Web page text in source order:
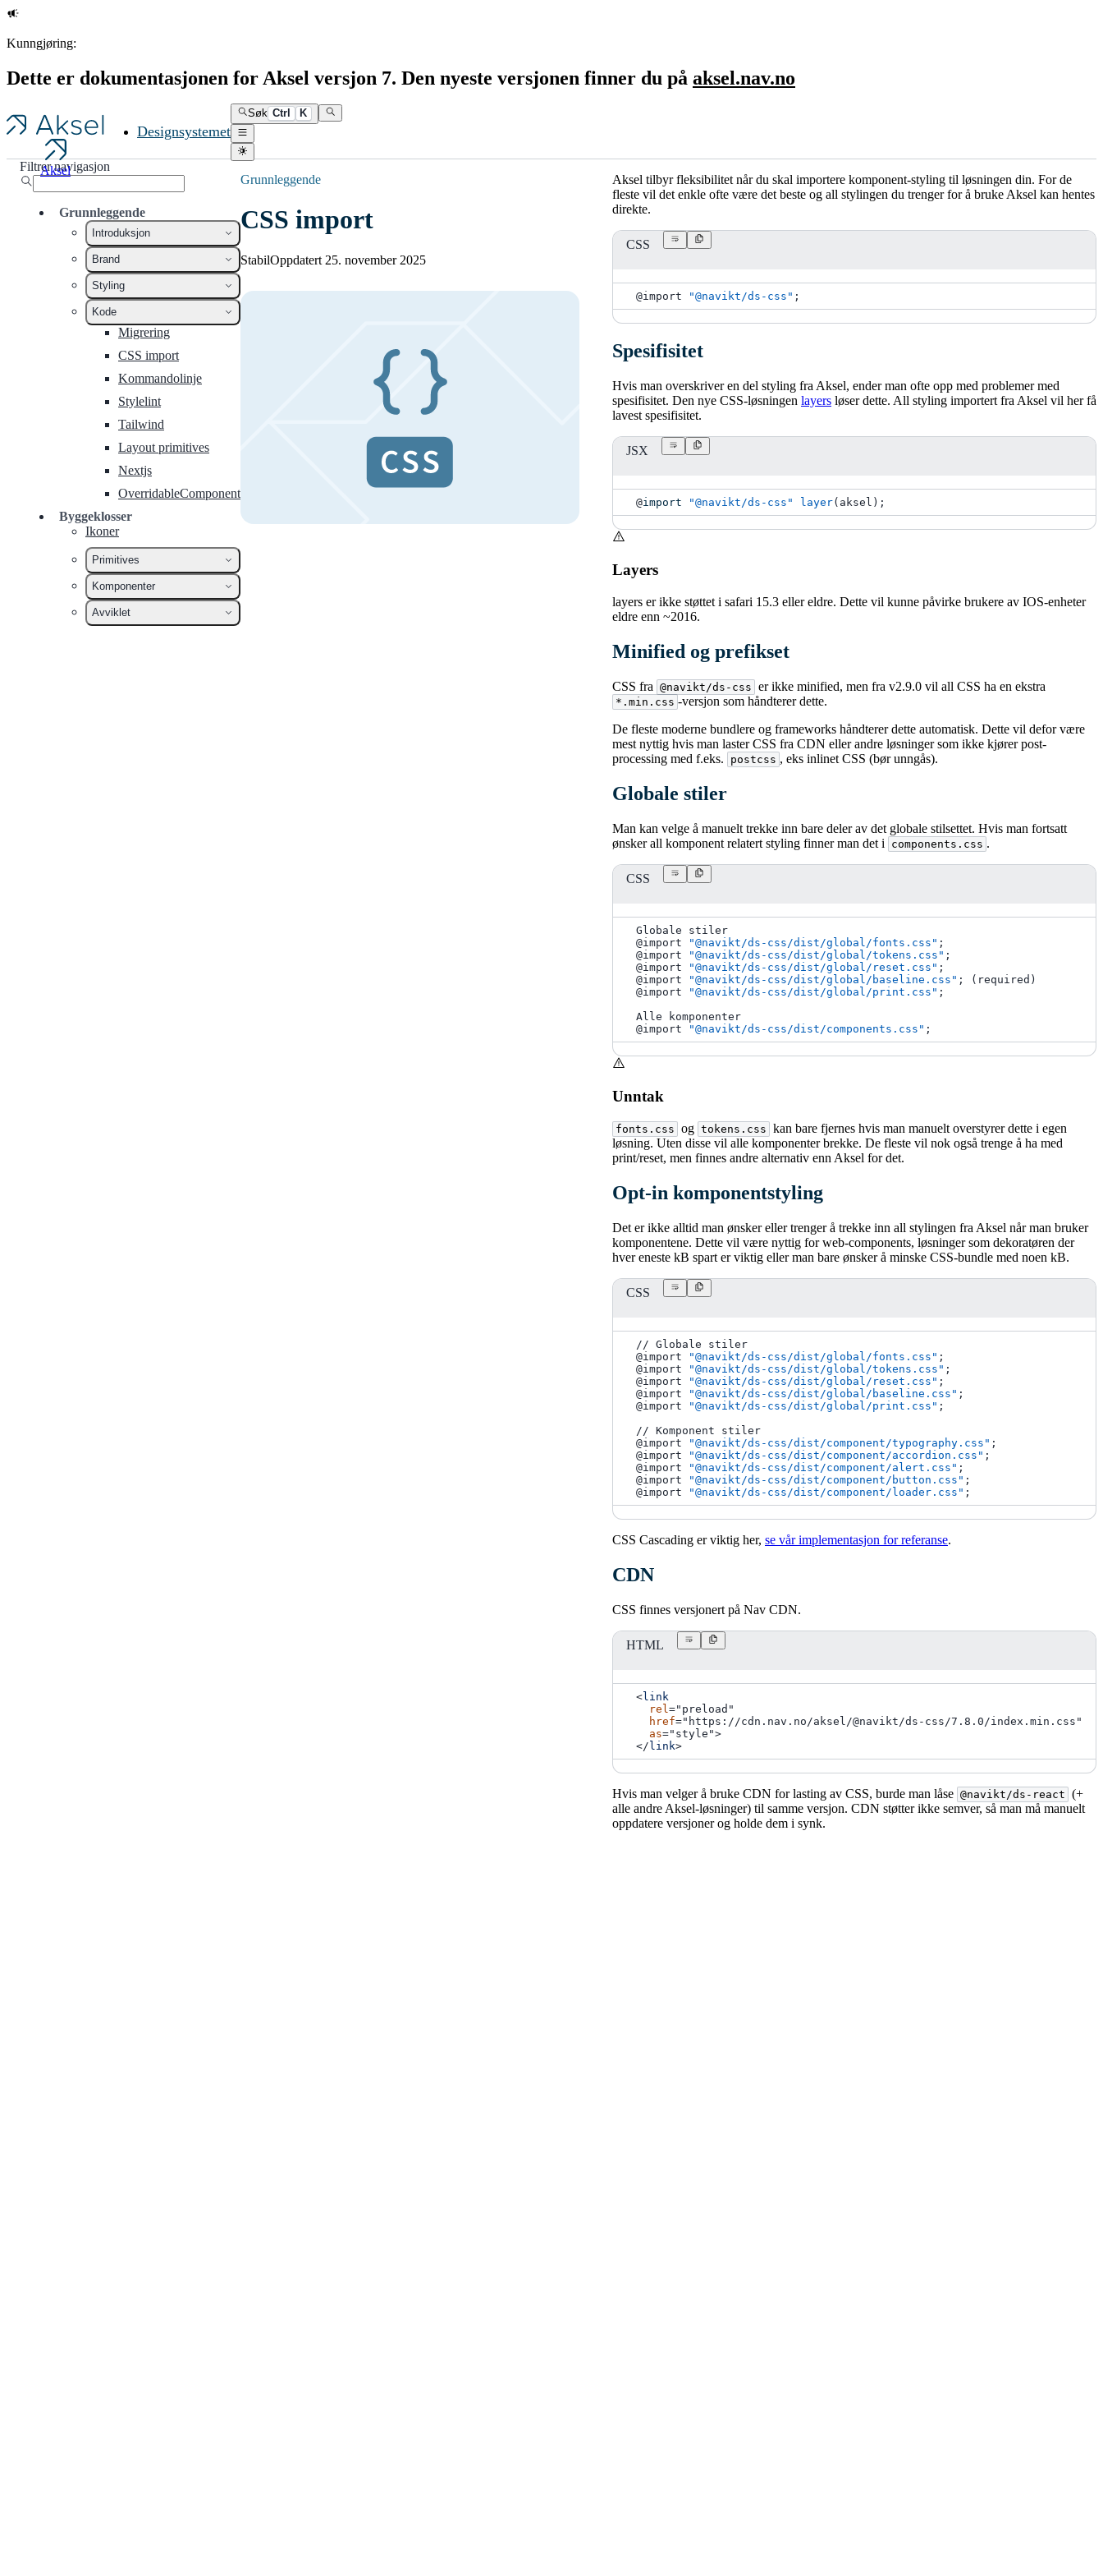
Kunngjøring:
Dette er dokumentasjonen for Aksel versjon 7. Den nyeste versjonen finner du på aksel.nav.no
Aksel
Designsystemet
Søk Ctrl K
Filtrer navigasjon
Grunnleggende
Introduksjon
Brand
Styling
Kode
Migrering
CSS import
Kommandolinje
Stylelint
Tailwind
Layout primitives
Nextjs
OverridableComponent
Byggeklosser
Ikoner
Primitives
Komponenter
Avviklet
Grunnleggende
CSS import
StabilOppdatert 25. november 2025
Aksel tilbyr fleksibilitet når du skal importere komponent-styling til løsningen din. For de
fleste vil det enkle ofte være det beste og all stylingen du trenger for å bruke Aksel kan hentes
direkte.
CSS
@import "@navikt/ds-css" ;
Spesifisitet
Hvis man overskriver en del styling fra Aksel, ender man ofte opp med problemer med
spesifisitet. Den nye CSS-løsningen layers løser dette. All styling importert fra Aksel vil her få
lavest spesifisitet.
JSX
@import "@navikt/ds-css" layer( aksel ) ;
Layers
layers er ikke støttet i safari 15.3 eller eldre. Dette vil kunne påvirke brukere av IOS-enheter
eldre enn ~2016.
Minified og prefikset
CSS fra @navikt/ds-css er ikke minified, men fra v2.9.0 vil all CSS ha en ekstra
*.min.css -versjon som håndterer dette.
De fleste moderne bundlere og frameworks håndterer dette automatisk. Dette vil defor være
mest nyttig hvis man laster CSS fra CDN eller andre løsninger som ikke kjører post-
processing med f.eks.
postcss , eks inlinet CSS (bør unngås).
Globale stiler
Man kan velge å manuelt trekke inn bare deler av det globale stilsettet. Hvis man fortsatt
ønsker all komponent relatert styling finner man det i
components.css .
CSS
Globale stiler
@import
"@navikt/ds-css/dist/global/fonts.css" ;
@import
"@navikt/ds-css/dist/global/tokens.css" ;
@import
"@navikt/ds-css/dist/global/reset.css" ;
@import
"@navikt/ds-css/dist/global/baseline.css" ; ( required )
@import
"@navikt/ds-css/dist/global/print.css" ;
Alle komponenter
@import
"@navikt/ds-css/dist/components.css" ;
Unntak
fonts.css og tokens.css kan bare fjernes hvis man manuelt overstyrer dette i egen
løsning. Uten disse vil alle komponenter brekke. De fleste vil nok også trenge å ha med
print/reset, men finnes andre alternativ enn Aksel for det.
Opt-in komponentstyling
Det er ikke alltid man ønsker eller trenger å trekke inn all stylingen fra Aksel når man bruker
komponentene. Dette vil være nyttig for web-components, løsninger som dekoratøren der
hver eneste kB spart er viktig eller man bare ønsker å minske CSS-bundle med noen kB.
CSS
// Globale stiler
@import
"@navikt/ds-css/dist/global/fonts.css" ;
@import
"@navikt/ds-css/dist/global/tokens.css" ;
@import
"@navikt/ds-css/dist/global/reset.css" ;
@import
"@navikt/ds-css/dist/global/baseline.css" ;
@import
"@navikt/ds-css/dist/global/print.css" ;
// Komponent stiler
@import
"@navikt/ds-css/dist/component/typography.css" ;
@import
"@navikt/ds-css/dist/component/accordion.css" ;
@import
"@navikt/ds-css/dist/component/alert.css" ;
@import
"@navikt/ds-css/dist/component/button.css" ;
@import
"@navikt/ds-css/dist/component/loader.css" ;
CSS Cascading er viktig her, se vår implementasjon for referanse.
CDN
CSS finnes versjonert på Nav CDN.
HTML
<link
rel =" preload "
href=" https://cdn.nav.no/aksel/@navikt/ds-css/7.8.0/index.min.css "
as=" style ">
</ link>
Hvis man velger å bruke CDN for lasting av CSS, burde man låse @navikt/ds-react (+
alle andre Aksel-løsninger) til samme versjon. CDN støtter ikke semver, så man må manuelt
oppdatere versjoner og holde dem i synk.